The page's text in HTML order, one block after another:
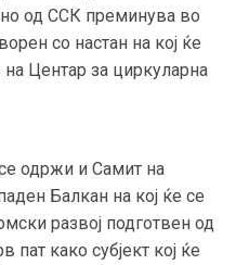
од ССК преминува во
со настан на кој ќе
Центар за циркуларна
одржи и Самит на
Балкан на кој ќе се
развој подготвен од
пат како субјект кој ќе